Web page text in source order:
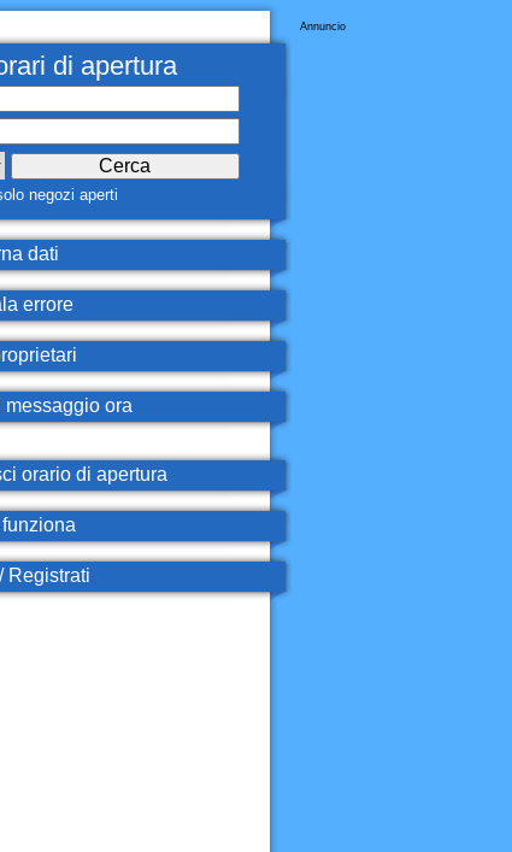
Annuncio
di apertura
negozi aperti
dati
errore
ora
orario di apertura
Registrati